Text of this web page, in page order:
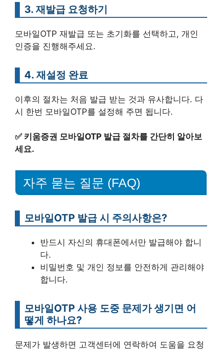
3. 재발급 요청하기
모바일OTP 재발급 또는 초기화를 선택하고, 개인
인증을 진행해주세요.
4. 재설정 완료
이후의 절차는 처음 발급 받는 것과 유사합니다. 다
시 한번 모바일OTP를 설정해 주면 됩니다.
✅ 키움증권 모바일OTP 발급 절차를 간단히 알아보
세요.
자주 묻는 질문 (FAQ)
모바일OTP 발급 시 주의사항은?
반드시 자신의 휴대폰에서만 발급해야 합니
다.
비밀번호 및 개인 정보를 안전하게 관리해야
합니다.
모바일OTP 사용 도중 문제가 생기면 어
떻게 하나요?
문제가 발생하면 고객센터에 연락하여 도움을 요청